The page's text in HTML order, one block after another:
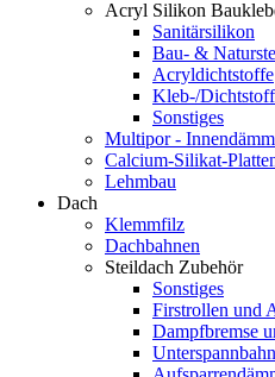
Acryl Silikon
Sanitärsilikon
Bau- &
Acryldichtstoffe
Kleb-/
Sonstiges
Multipor -
Calcium-Silikat-
Lehmbau
Dach
Klemmfilz
Dachbahnen
Steildach Zubehör
Sonstiges
Firstrollen und
Dampfbremse
Unterspannbahn